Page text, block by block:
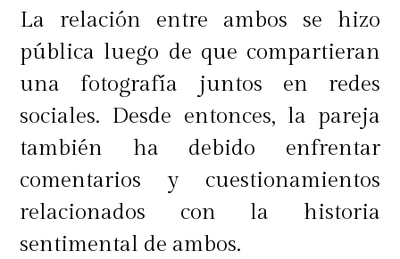
La relación entre ambos se hizo
pública luego de que compartieran
una fotografía juntos en redes
sociales. Desde entonces, la pareja
también ha debido enfrentar
comentarios y cuestionamientos
relacionados con la historia
sentimental de ambos.